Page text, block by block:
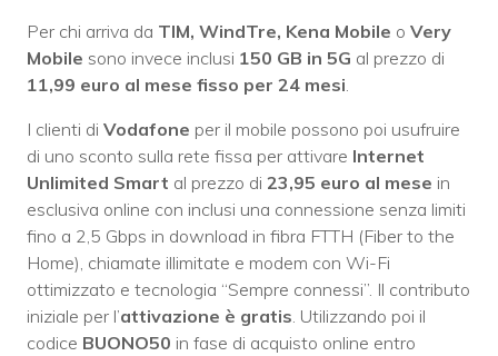
Per chi arriva da TIM, WindTre, Kena Mobile o Very
Mobile sono invece inclusi 150 GB in 5G al prezzo di
11,99 euro al mese fisso per 24 mesi.
I clienti di Vodafone per il mobile possono poi usufruire
di uno sconto sulla rete fissa per attivare Internet
Unlimited Smart al prezzo di 23,95 euro al mese in
esclusiva online con inclusi una connessione senza limiti
fino a 2,5 Gbps in download in fibra FTTH (Fiber to the
Home), chiamate illimitate e modem con Wi-Fi
ottimizzato e tecnologia “Sempre connessi”. Il contributo
iniziale per l’attivazione è gratis. Utilizzando poi il
codice BUONO50 in fase di acquisto online entro